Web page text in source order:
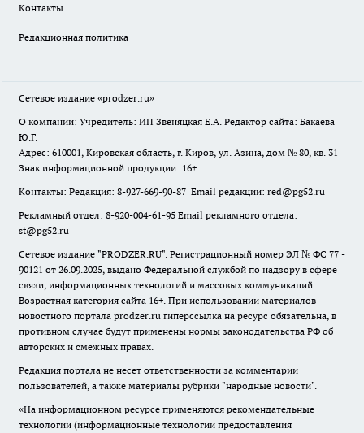
Контакты
Редакционная политика
Сетевое издание «prodzer.ru»
О компании: Учредитель: ИП Звеняцкая Е.А. Редактор сайта: Бакаева
Ю.Г.
Адрес: 610001, Кировская область, г. Киров, ул. Азина, дом № 80, кв. 31
Знак информационной продукции: 16+
Контакты: Редакция: 8-927-669-90-87 Email редакции: red@pg52.ru
Рекламный отдел: 8-920-004-61-95 Email рекламного отдела:
st@pg52.ru
Сетевое издание "PRODZER.RU". Регистрационный номер ЭЛ № ФС 77 -
90121 от 26.09.2025, выдано Федеральной службой по надзору в сфере
связи, информационных технологий и массовых коммуникаций.
Возрастная категория сайта 16+. При использовании материалов
новостного портала prodzer.ru гиперссылка на ресурс обязательна, в
противном случае будут применены нормы законодательства РФ об
авторских и смежных правах.
Редакция портала не несет ответственности за комментарии
пользователей, а также материалы рубрики "народные новости".
«На информационном ресурсе применяются рекомендательные
технологии (информационные технологии предоставления